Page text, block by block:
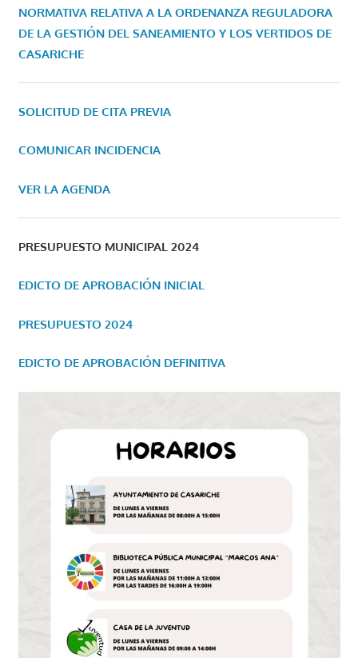
NORMATIVA RELATIVA A LA ORDENANZA REGULADORA
DE LA GESTIÓN DEL SANEAMIENTO Y LOS VERTIDOS DE
CASARICHE
SOLICITUD DE CITA PREVIA
COMUNICAR INCIDENCIA
VER LA AGENDA
PRESUPUESTO MUNICIPAL 2024
EDICTO DE APROBACIÓN INICIAL
PRESUPUESTO 2024
EDICTO DE APROBACIÓN DEFINITIVA